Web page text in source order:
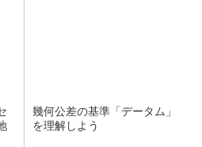
幾何公差の基準「データム」
を理解しよう